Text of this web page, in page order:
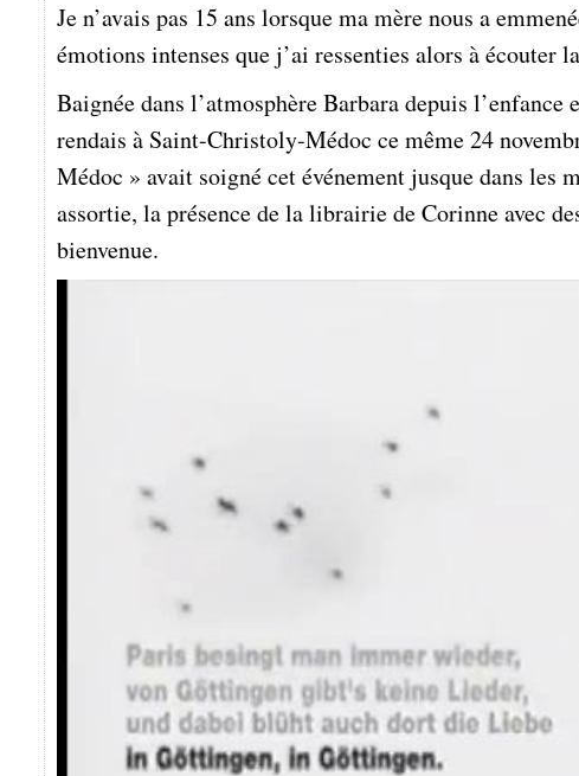
Je n’avais pas 15 ans lorsque ma mère nous a
émotions intenses que j’ai ressenties alors à écouter
Baignée dans l’atmosphère Barbara depuis
rendais à Saint-Christoly-Médoc ce même 24
Médoc » avait soigné cet événement jusque dans les
assortie, la présence de la librairie de Corinne avec
bienvenue.